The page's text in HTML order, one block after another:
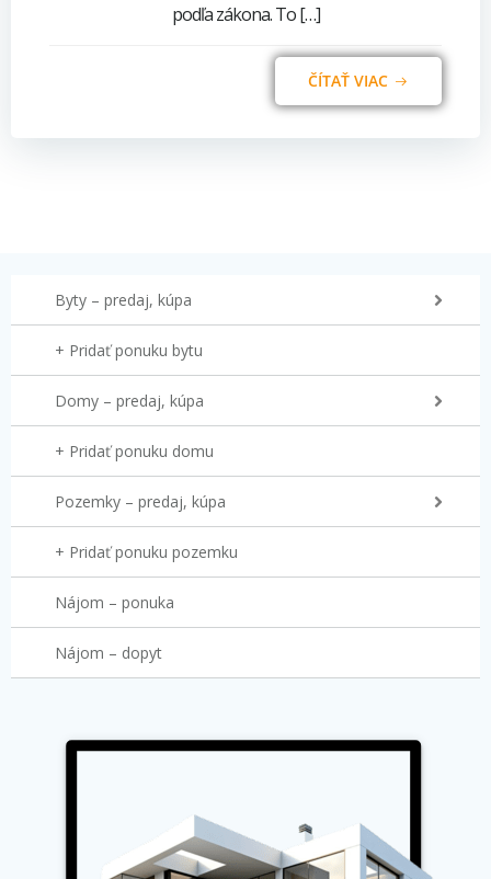
podľa zákona. To […]
ČÍTAŤ VIAC
Byty – predaj, kúpa
+ Pridať ponuku bytu
Domy – predaj, kúpa
+ Pridať ponuku domu
Pozemky – predaj, kúpa
+ Pridať ponuku pozemku
Nájom – ponuka
Nájom – dopyt